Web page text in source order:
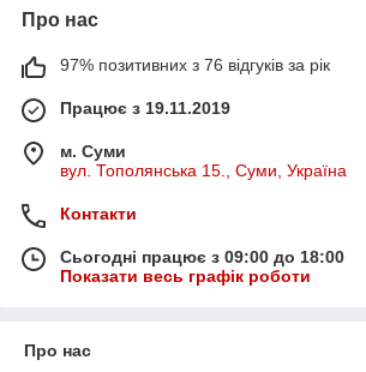
Про нас
97% позитивних з 76 відгуків за рік
Працює з 19.11.2019
м. Суми
вул. Тополянська 15., Суми, Україна
Контакти
Сьогодні працює з 09:00 до 18:00
Показати весь графік роботи
Про нас